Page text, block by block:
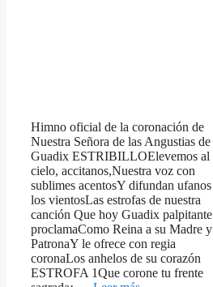
Himno oficial de la coronación de
Nuestra Señora de las Angustias de
Guadix ESTRIBILLOElevemos al
cielo, accitanos,Nuestra voz con
sublimes acentosY difundan ufanos
los vientosLas estrofas de nuestra
canción Que hoy Guadix palpitante
proclamaComo Reina a su Madre y
PatronaY le ofrece con regia
coronaLos anhelos de su corazón
ESTROFA 1Que corone tu frente